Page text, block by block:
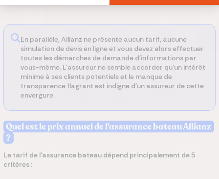
En parallèle, Allianz ne présente aucun tarif, aucune
simulation de devis en ligne et vous devez alors effectuer
toutes les démarches de demande d’informations par
vous-même. L’assureur ne semble accorder qu’un intérêt
minime à ses clients potentiels et le manque de
transparence flagrant est indigne d’un assureur de cette
envergure.
Quel est le prix annuel de l'assurance bateau Allianz
?
Le tarif de l’assurance bateau dépend principalement de 5
critères :